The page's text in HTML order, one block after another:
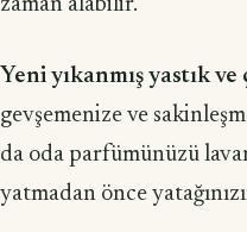
zaman alabilir.
Yeni yıkanmış yastık
gevşemenize ve
da oda parfümünüzü
yatmadan önce